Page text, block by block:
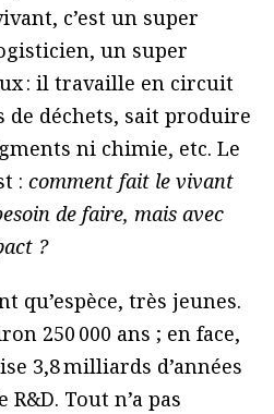
c’est un super
un super
: il travaille en circuit
déchets, sait produire
ni chimie, etc. Le
: comment fait le vivant
de faire, mais avec
?
qu’espèce, très jeunes.
250 000 ans ; en face,
3,8 milliards d’années
R&D. Tout n’a pas